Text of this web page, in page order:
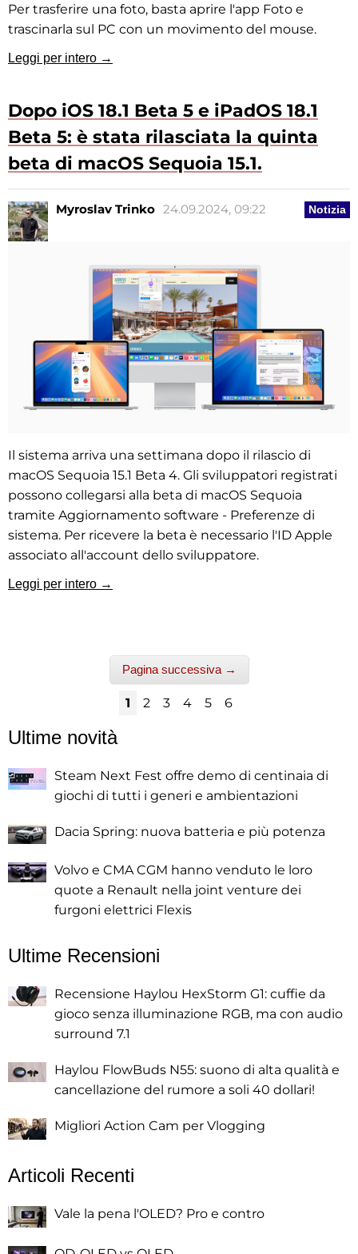
Per trasferire una foto, basta aprire l'app Foto e
trascinarla sul PC con un movimento del mouse.
Leggi per intero →
Dopo iOS 18.1 Beta 5 e iPadOS 18.1
Beta 5: è stata rilasciata la quinta
beta di macOS Sequoia 15.1.
Notizia
Myroslav Trinko 24.09.2024, 09:22
Il sistema arriva una settimana dopo il rilascio di
macOS Sequoia 15.1 Beta 4. Gli sviluppatori registrati
possono collegarsi alla beta di macOS Sequoia
tramite Aggiornamento software - Preferenze di
sistema. Per ricevere la beta è necessario l'ID Apple
associato all'account dello sviluppatore.
Leggi per intero →
Pagina successiva →
1 2 3 4 5 6
Ultime novità
Steam Next Fest offre demo di centinaia di
giochi di tutti i generi e ambientazioni
Dacia Spring: nuova batteria e più potenza
Volvo e CMA CGM hanno venduto le loro
quote a Renault nella joint venture dei
furgoni elettrici Flexis
Ultime Recensioni
Recensione Haylou HexStorm G1: cuffie da
gioco senza illuminazione RGB, ma con audio
surround 7.1
Haylou FlowBuds N55: suono di alta qualità e
cancellazione del rumore a soli 40 dollari!
Migliori Action Cam per Vlogging
Articoli Recenti
Vale la pena l'OLED? Pro e contro